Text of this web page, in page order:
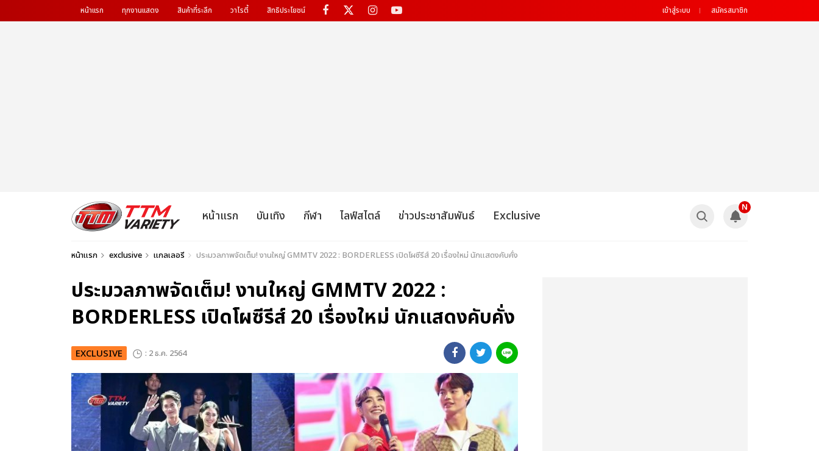
หน้าแรก ทุกงานแสดง สินค้าที่ระลึก วาไรตี้ สิทธิประโยชน์ เข้าสู่ระบบ สมัครสมาชิก
หน้าแรก บันเทิง กีฬา ไลฟ์สไตล์ ข่าวประชาสัมพันธ์ Exclusive
N
หน้าแรก exclusive แกลเลอรี ประมวลภาพจัดเต็ม! งานใหญ่ GMMTV 2022 : BORDERLESS เปิดโผซีรีส์ 20 เรื่องใหม่ นักแสดงคับคั่ง
ประมวลภาพจัดเต็ม! งานใหญ่ GMMTV 2022 :
BORDERLESS เปิดโผซีรีส์ 20 เรื่องใหม่ นักแสดงคับคั่ง
EXCLUSIVE : 2 ธ.ค. 2564